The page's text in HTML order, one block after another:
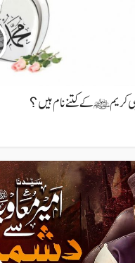
کریم ﷺ کے کتنے نام ہیں؟